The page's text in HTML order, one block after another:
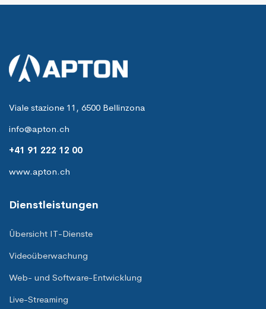
Viale stazione 11, 6500 Bellinzona
info@apton.ch
+41 91 222 12 00
www.apton.ch
Dienstleistungen
Übersicht IT-Dienste
Videoüberwachung
Web- und Software-Entwicklung
Live-Streaming